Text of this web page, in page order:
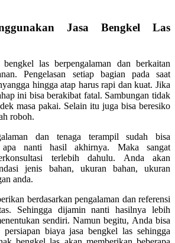
Jasa Bengkel Las
las berpengalaman dan berkaitan
Pengelasan setiap bagian pada saat
hingga atap harus rapi dan kuat. Jika
ini bisa berakibat fatal. Sambungan tidak
masa pakai. Selain itu juga bisa beresiko
roboh.
dan tenaga terampil sudah bisa
apa nanti hasil akhirnya. Maka sangat
terlebih dahulu. Anda akan
jenis bahan, ukuran bahan, ukuran
anda.
berdasarkan pengalaman dan referensi
Sehingga dijamin nanti hasilnya lebih
sendiri. Namun begitu, Anda bisa
persiapan biaya jasa bengkel las sehingga